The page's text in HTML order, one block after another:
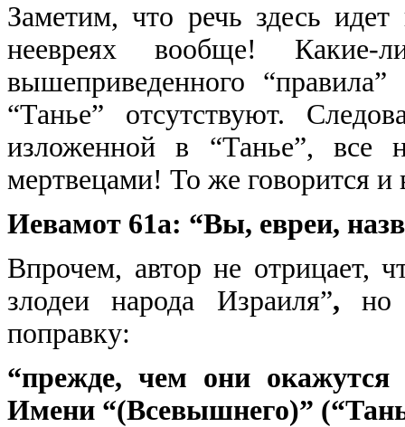
Заметим, что речь здесь
неевреях вообще!
вышеприведенного
“Танье” отсутствуют.
изложенной в “Танье”, все
мертвецами! То же говорится и
Иевамот 61а: “Вы, евреи,
Впрочем, автор не отрицает,
злодеи народа Израиля”, но
поправку:
“прежде, чем они
Имени “(Всевышнего)”